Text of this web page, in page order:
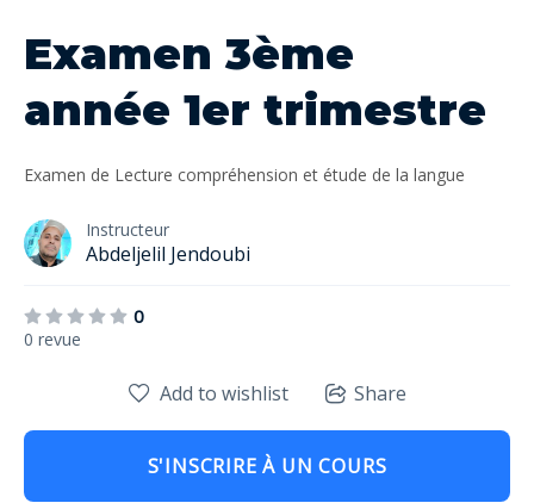
Examen 3ème
année 1er trimestre
Examen de Lecture compréhension et étude de la langue
Instructeur
Abdeljelil Jendoubi
0
0 revue
Add to wishlist Share
S'INSCRIRE À UN COURS